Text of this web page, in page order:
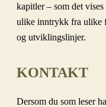
kapitler – som det
ulike inntrykk fra ulike
og utviklingslinjer.
KONTAKT
Dersom du som leser